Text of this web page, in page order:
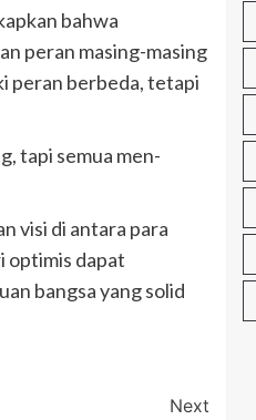
bahwa
peran masing-masing
peran berbeda, tetapi
tapi semua men-
visi di antara para
optimis dapat
bangsa yang solid
Next